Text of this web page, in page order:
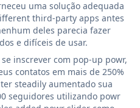
uma solução adequada
third-party apps antes
deles parecia fazer
e difíceis de usar.
inscrever com pop-up powr,
contatos em mais de 250%
steadily aumentado sua
seguidores utilizando powr